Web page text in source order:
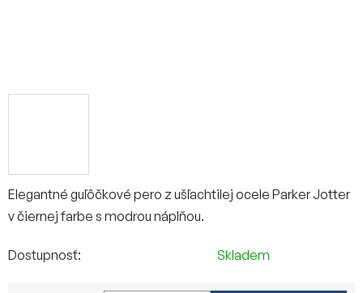
Elegantné guľôčkové pero z ušľachtilej ocele Parker Jotter
v čiernej farbe s modrou náplňou.
Dostupnosť Skladem